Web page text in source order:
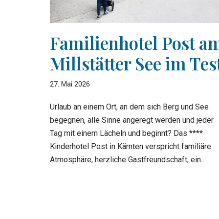
Familienhotel Post
Millstätter See im
27. Mai 2026
Urlaub an einem Ort, an dem sich Berg und See
begegnen, alle Sinne angeregt werden und jeder
Tag mit einem Lächeln und beginnt? Das ****
Kinderhotel Post in Kärnten verspricht familiäre
Atmosphäre, herzliche Gastfreundschaft, ein…